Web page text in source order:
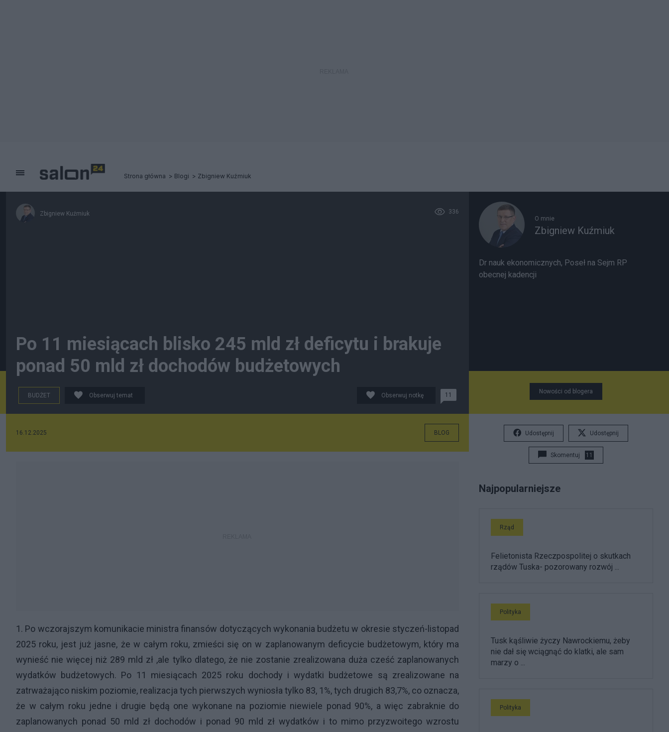
Strona główna Blogi Zbigniew Kuźmiuk
Zbigniew Kuźmiuk 336
Po 11 miesiącach blisko 245 mld zł deficytu i brakuje
ponad 50 mld zł dochodów budżetowych
BUDŻET Obserwuj temat Obserwuj notkę 11
16.12.2025 BLOG
1. Po wczorajszym komunikacie ministra finansów dotyczących wykonania budżetu w okresie styczeń-listopad
2025 roku, jest już jasne, że w całym roku, zmieści się on w zaplanowanym deficycie budżetowym, który ma
wynieść nie więcej niż 289 mld zł ,ale tylko dlatego, że nie zostanie zrealizowana duża cześć zaplanowanych
wydatków budżetowych. Po 11 miesiącach 2025 roku dochody i wydatki budżetowe są zrealizowane na
zatrważająco niskim poziomie, realizacja tych pierwszych wyniosła tylko 83, 1%, tych drugich 83,7%, co oznacza,
że w całym roku jedne i drugie będą one wykonane na poziomie niewiele ponad 90%, a więc zabraknie do
zaplanowanych ponad 50 mld zł dochodów i ponad 90 mld zł wydatków i to mimo przyzwoitego wzrostu
O mnie
Zbigniew Kuźmiuk
Dr nauk ekonomicznych, Poseł na Sejm RP
obecnej kadencji
Nowości od blogera
Udostępnij Udostępnij
Skomentuj 11
Najpopularniejsze
Rząd
Felietonista Rzeczpospolitej o skutkach
rządów Tuska- pozorowany rozwój ...
Polityka
Tusk kąśliwie życzy Nawrockiemu, żeby
nie dał się wciągnąć do klatki, ale sam
marzy o ...
Polityka